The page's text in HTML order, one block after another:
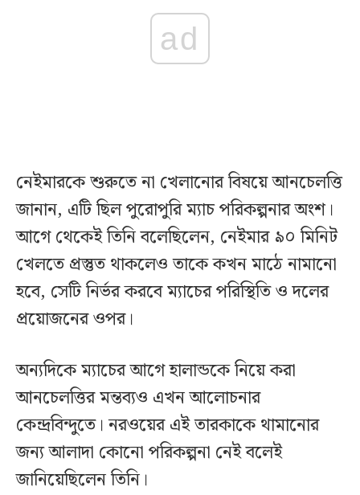
ad
নেইমারকে শুরুতে না খেলানোর বিষয়ে আনচেলত্তি
জানান, এটি ছিল পুরোপুরি ম্যাচ পরিকল্পনার অংশ।
আগে থেকেই তিনি বলেছিলেন, নেইমার ৯০ মিনিট
খেলতে প্রস্তুত থাকলেও তাকে কখন মাঠে নামানো
হবে, সেটি নির্ভর করবে ম্যাচের পরিস্থিতি ও দলের
প্রয়োজনের ওপর।
অন্যদিকে ম্যাচের আগে হালান্ডকে নিয়ে করা
আনচেলত্তির মন্তব্যও এখন আলোচনার
কেন্দ্রবিন্দুতে। নরওয়ের এই তারকাকে থামানোর
জন্য আলাদা কোনো পরিকল্পনা নেই বলেই
জানিয়েছিলেন তিনি।